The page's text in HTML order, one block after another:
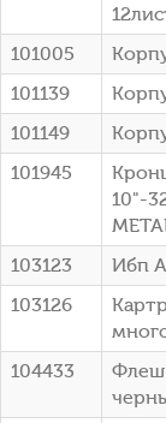
101005
101139
101149
101945
10"-
103123
Ибп
103126
104433
Флеш